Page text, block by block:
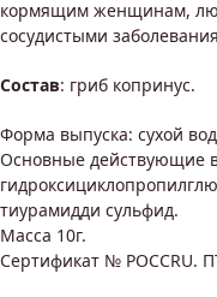
кормящим женщинам,
сосудистыми
Состав: гриб копринус.
Форма выпуска: сухой
Основные действующие
тиурамидди сульфид.
Масса 10г.
Сертификат № POCCRU.